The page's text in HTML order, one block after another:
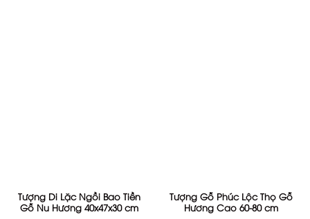
Tượng Di Lặc Ngồi Bao Tiền
Gỗ Nu Hương 40x47x30 cm
Tượng Gỗ Phúc Lộc Thọ Gỗ
Hương Cao 60-80 cm